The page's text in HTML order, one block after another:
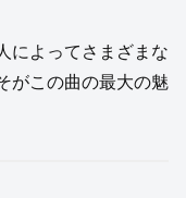
によってさまざまな
がこの曲の最大の魅